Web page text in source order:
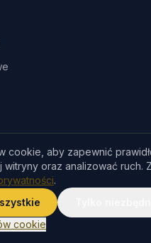
cookie, aby zapewnić
witryny oraz analizować ruch.
.
cookie